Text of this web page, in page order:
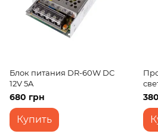
Блок питания DR-60W DC
12V 5A
680 грн
Купить
042